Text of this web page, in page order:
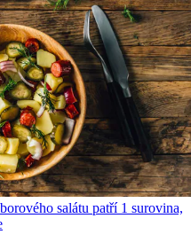
salátu patří 1 surovina,